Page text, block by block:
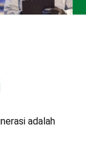
adalah